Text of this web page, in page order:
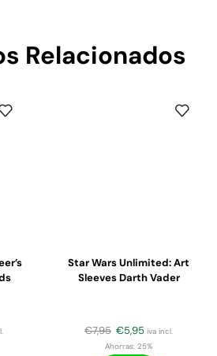
Relacionados
Star Wars Unlimited: Art
Sleeves Darth Vader
€7,95 €5,95 iva incl.
Ahorras:25%